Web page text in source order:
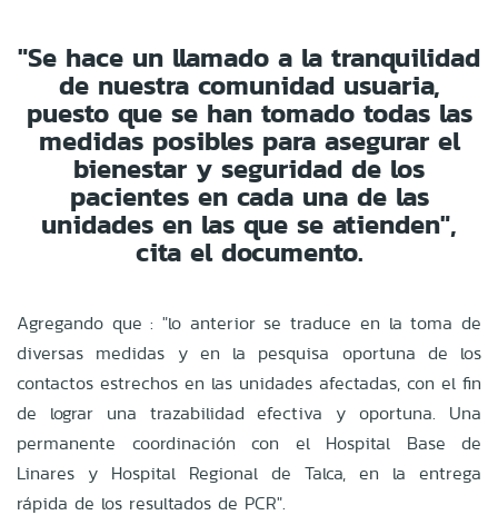
"Se hace un llamado a la tranquilidad
de nuestra comunidad usuaria,
puesto que se han tomado todas las
medidas posibles para asegurar el
bienestar y seguridad de los
pacientes en cada una de las
unidades en las que se atienden",
cita el documento.
Agregando que : "lo anterior se traduce en la toma de
diversas medidas y en la pesquisa oportuna de los
contactos estrechos en las unidades afectadas, con el fin
de lograr una trazabilidad efectiva y oportuna. Una
permanente coordinación con el Hospital Base de
Linares y Hospital Regional de Talca, en la entrega
rápida de los resultados de PCR".